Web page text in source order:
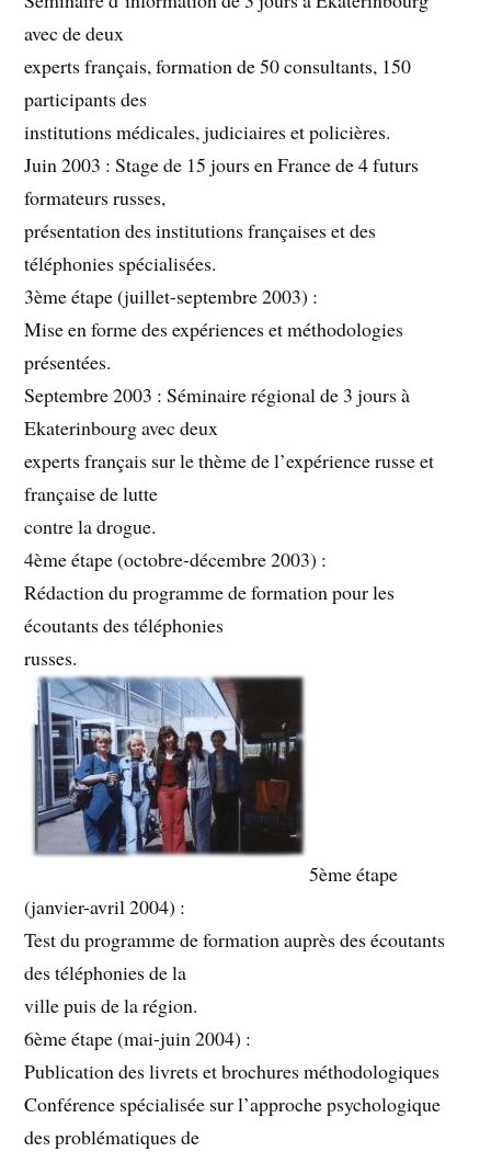
avec de deux
experts français, formation de 50 consultants, 150
participants des
institutions médicales, judiciaires et policières.
Juin 2003 : Stage de 15 jours en France de 4 futurs
formateurs russes,
présentation des institutions françaises et des
téléphonies spécialisées.
3ème étape (juillet-septembre 2003) :
Mise en forme des expériences et méthodologies
présentées.
Septembre 2003 : Séminaire régional de 3 jours à
Ekaterinbourg avec deux
experts français sur le thème de l’expérience russe et
française de lutte
contre la drogue.
4ème étape (octobre-décembre 2003) :
Rédaction du programme de formation pour les
écoutants des téléphonies
russes.
5ème étape
(janvier-avril 2004) :
Test du programme de formation auprès des écoutants
des téléphonies de la
ville puis de la région.
6ème étape (mai-juin 2004) :
Publication des livrets et brochures méthodologiques
Conférence spécialisée sur l’approche psychologique
des problématiques de